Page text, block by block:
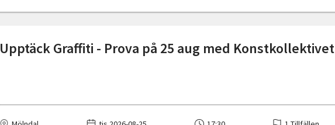
Upptäck Graffiti - Prova på 25 aug med Konstkollektivet